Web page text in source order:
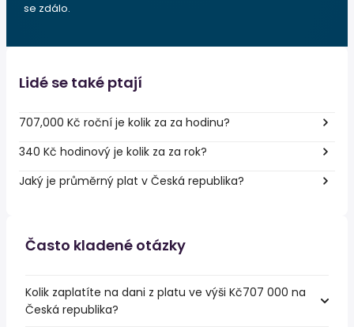
se zdálo.
Lidé se také ptají
707,000 Kč roční je kolik za za hodinu?
340 Kč hodinový je kolik za za rok?
Jaký je průměrný plat v Česká republika?
Často kladené otázky
Kolik zaplatíte na dani z platu ve výši Kč707 000 na
Česká republika?